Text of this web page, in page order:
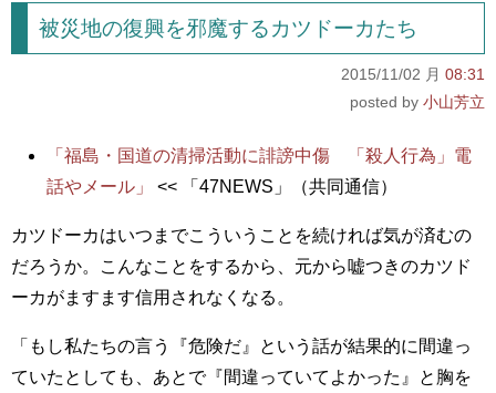
被災地の復興を邪魔するカツドーカたち
2015/11/02 月 08:31
小山芳立
「福島・国道の清掃活動に誹謗中傷 「殺人行為」電
話やメール」
<< 「47NEWS」（共同通信）
カツドーカはいつまでこういうことを続ければ気が済むの
だろうか。こんなことをするから、元から嘘つきのカツド
ーカがますます信用されなくなる。
「もし私たちの言う『危険だ』という話が結果的に間違っ
ていたとしても、あとで『間違っていてよかった』と胸を